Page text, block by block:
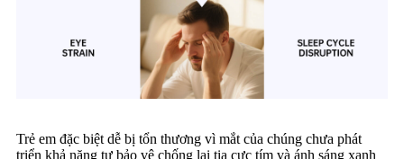
Trẻ em đặc biệt dễ bị tổn thương vì mắt của chúng chưa phát
triển khả năng tự bảo vệ chống lại tia cực tím và ánh sáng xanh